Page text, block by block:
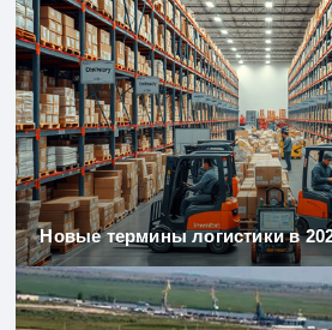
Новые термины логистики в